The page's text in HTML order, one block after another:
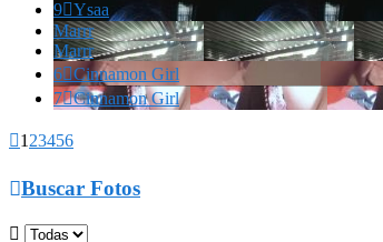
9Ysaa
Marrr
Marrr
6Cinnamon Girl
7Cinnamon Girl
1 23456
Buscar Fotos
